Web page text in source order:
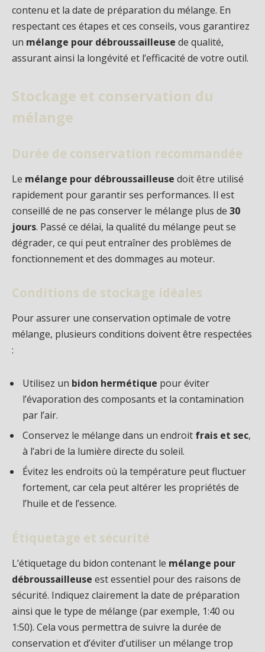
contenu et la date de préparation du mélange. En
respectant ces étapes et ces conseils, vous garantirez
un mélange pour débroussailleuse de qualité,
assurant ainsi la longévité et l’efficacité de votre outil.
Stockage et conservation du
mélange
Durée de conservation recommandée
Le mélange pour débroussailleuse doit être utilisé
rapidement pour garantir ses performances. Il est
conseillé de ne pas conserver le mélange plus de 30
jours. Passé ce délai, la qualité du mélange peut se
dégrader, ce qui peut entraîner des problèmes de
fonctionnement et des dommages au moteur.
Conditions de stockage idéales
Pour assurer une conservation optimale de votre
mélange, plusieurs conditions doivent être respectées
:
Utilisez un bidon hermétique pour éviter
l’évaporation des composants et la contamination
par l’air.
Conservez le mélange dans un endroit frais et sec,
à l’abri de la lumière directe du soleil.
Évitez les endroits où la température peut fluctuer
fortement, car cela peut altérer les propriétés de
l’huile et de l’essence.
Étiquetage et sécurité
L’étiquetage du bidon contenant le mélange pour
débroussailleuse est essentiel pour des raisons de
sécurité. Indiquez clairement la date de préparation
ainsi que le type de mélange (par exemple, 1:40 ou
1:50). Cela vous permettra de suivre la durée de
conservation et d’éviter d’utiliser un mélange trop